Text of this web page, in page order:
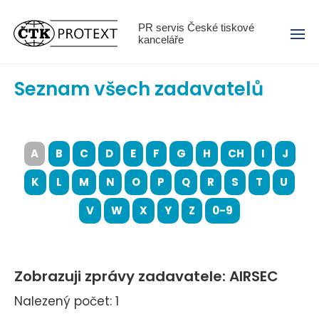
PR servis České tiskové
kanceláře
Menu
Seznam všech zadavatelů
A B C D E F G H CH I
J
K
L M N O P Q R S T
U
V
W X Y Z 0-9
Zobrazuji zprávy zadavatele: AIRSEC
Nalezený počet: 1